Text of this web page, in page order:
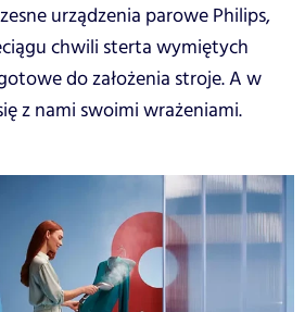
urządzenia parowe Philips,
chwili sterta wymiętych
do założenia stroje. A w
z nami swoimi wrażeniami.